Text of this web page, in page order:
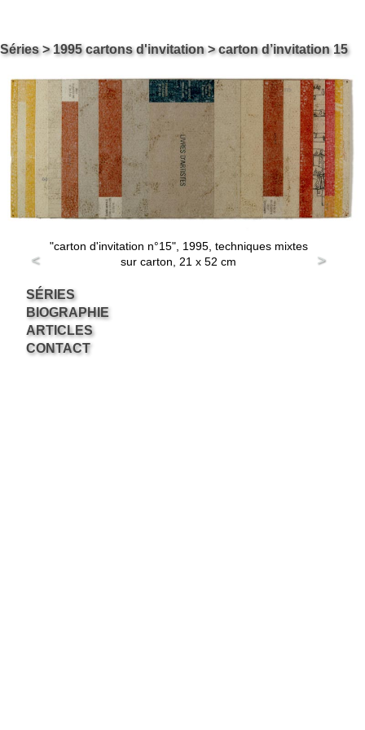
Skip
content
Carol ossipow
Le site de Carol Ossipow, Artiste Arts Visuels Genève Suisse
Séries>1995 cartons d'invitation> carton d’invitation 15
<
"carton d'invitation n°15", 1995, techniques mixtes
sur carton, 21 x 52 cm
>
SÉRIES
BIOGRAPHIE
ARTICLES
CONTACT